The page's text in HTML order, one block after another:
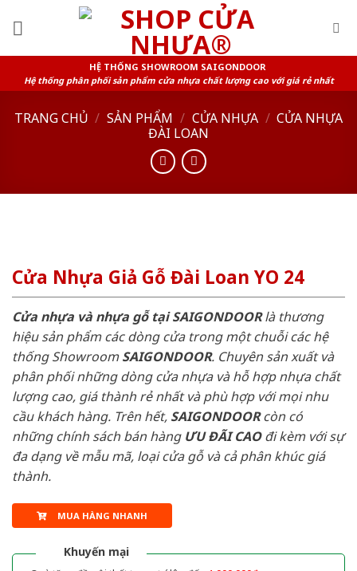
HỆ THỐNG SHOWROOM SAIGONDOOR
Hệ thống phân phối sản phẩm cửa nhựa chất lượng cao với giá rẻ nhất
TRANG CHỦ / SẢN PHẨM / CỬA NHỰA / CỬA NHỰA
ĐÀI LOAN
Cửa Nhựa Giả Gỗ Đài Loan YO 24
Cửa nhựa và nhựa gỗ tại SAIGONDOORlà thương
hiệu sản phẩm các dòng cửa trong một chuỗi các hệ
thống ShowroomSAIGONDOOR. Chuyên sản xuất và
phân phối những dòng cửa nhựa và hỗ hợp nhựa chất
lượng cao, giá thành rẻ nhất và phù hợp với mọi nhu
cầu khách hàng. Trên hết, SAIGONDOORcòn có
những chính sách bán hàng ƯU ĐÃI CAOđi kèm với sự
đa dạng về mẫu mã, loại cửa gỗ và cả phân khúc giá
thành.
MUA HÀNG NHANH
Khuyến mại